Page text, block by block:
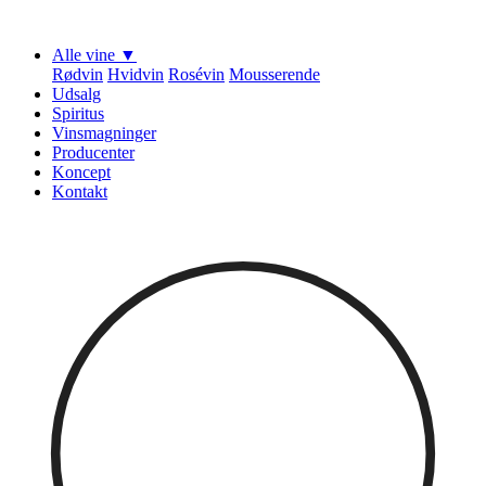
Alle vine ▼
Rødvin Hvidvin Rosévin Mousserende
Udsalg
Spiritus
Vinsmagninger
Producenter
Koncept
Kontakt